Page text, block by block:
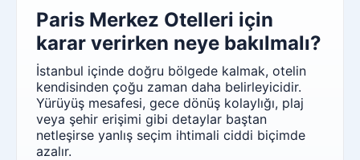
Paris Merkez Otelleri için
karar verirken neye bakılmalı?
İstanbul içinde doğru bölgede kalmak, otelin
kendisinden çoğu zaman daha belirleyicidir.
Yürüyüş mesafesi, gece dönüş kolaylığı, plaj
veya şehir erişimi gibi detaylar baştan
netleşirse yanlış seçim ihtimali ciddi biçimde
azalır.